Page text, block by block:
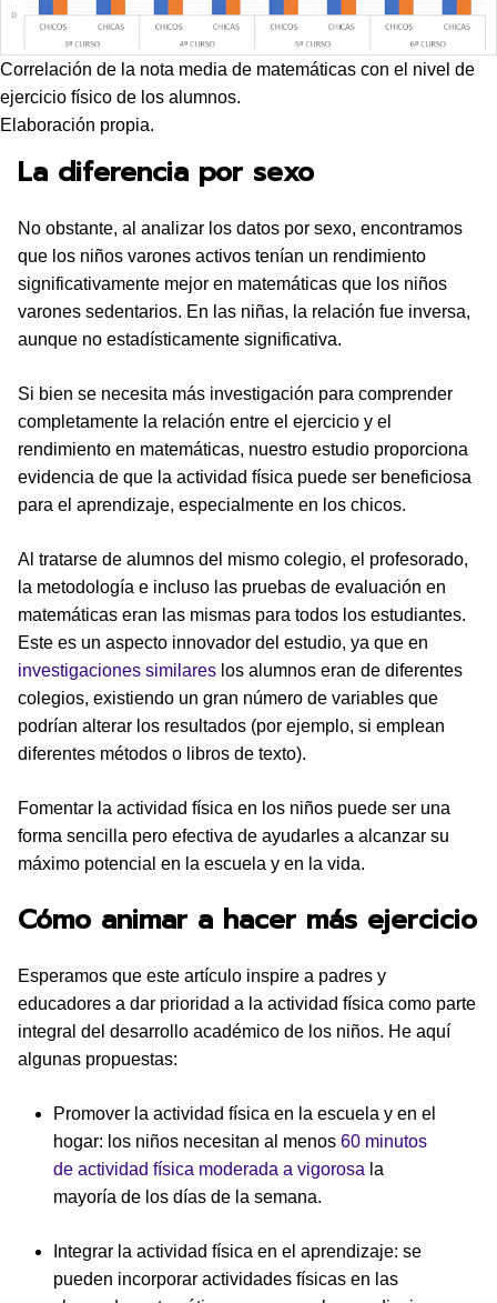
Correlación de la nota media de matemáticas con el nivel de
ejercicio físico de los alumnos.
Elaboración propia.
La diferencia por sexo
No obstante, al analizar los datos por sexo, encontramos
que los niños varones activos tenían un rendimiento
significativamente mejor en matemáticas que los niños
varones sedentarios. En las niñas, la relación fue inversa,
aunque no estadísticamente significativa.
Si bien se necesita más investigación para comprender
completamente la relación entre el ejercicio y el
rendimiento en matemáticas, nuestro estudio proporciona
evidencia de que la actividad física puede ser beneficiosa
para el aprendizaje, especialmente en los chicos.
Al tratarse de alumnos del mismo colegio, el profesorado,
la metodología e incluso las pruebas de evaluación en
matemáticas eran las mismas para todos los estudiantes.
Este es un aspecto innovador del estudio, ya que en
investigaciones similares los alumnos eran de diferentes
colegios, existiendo un gran número de variables que
podrían alterar los resultados (por ejemplo, si emplean
diferentes métodos o libros de texto).
Fomentar la actividad física en los niños puede ser una
forma sencilla pero efectiva de ayudarles a alcanzar su
máximo potencial en la escuela y en la vida.
Cómo animar a hacer más ejercicio
Esperamos que este artículo inspire a padres y
educadores a dar prioridad a la actividad física como parte
integral del desarrollo académico de los niños. He aquí
algunas propuestas:
Promover la actividad física en la escuela y en el
hogar: los niños necesitan al menos 60 minutos
de actividad física moderada a vigorosa la
mayoría de los días de la semana.
Integrar la actividad física en el aprendizaje: se
pueden incorporar actividades físicas en las